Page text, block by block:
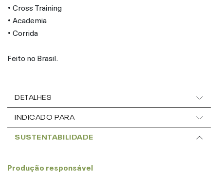
• Cross Training
• Academia
• Corrida
Feito no Brasil.
DETALHES
INDICADO PARA
SUSTENTABILIDADE
Produção responsável